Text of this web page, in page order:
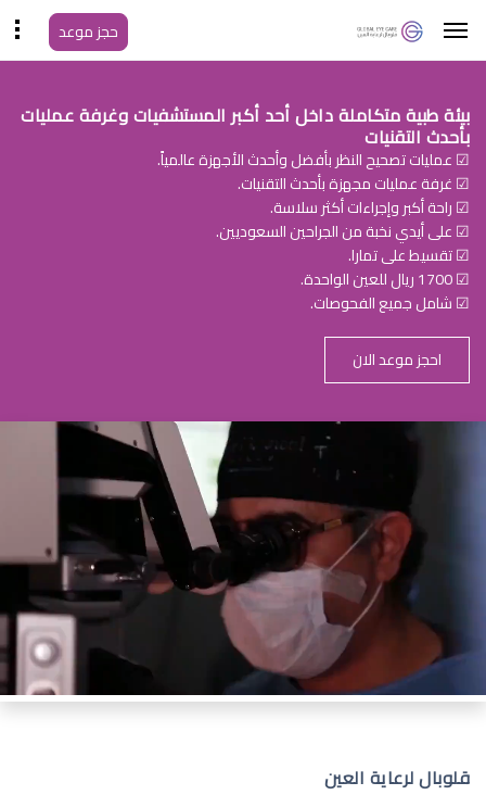
حجز موعد
بيئة طبية متكاملة داخل أحد أكبر المستشفيات وغرفة عمليات
بأحدث التقنيات
☑ عمليات تصحيح النظر بأفضل وأحدث الأجهزة عالمياً.
☑ غرفة عمليات مجهزة بأحدث التقنيات.
☑ راحة أكبر وإجراءات أكثر سلاسة.
☑ على أيدي نخبة من الجراحين السعوديين.
☑ تقسيط على تمارا.
☑ 1700 ريال للعين الواحدة.
☑ شامل جميع الفحوصات.
احجز موعد الان
قلوبال لرعاية العين